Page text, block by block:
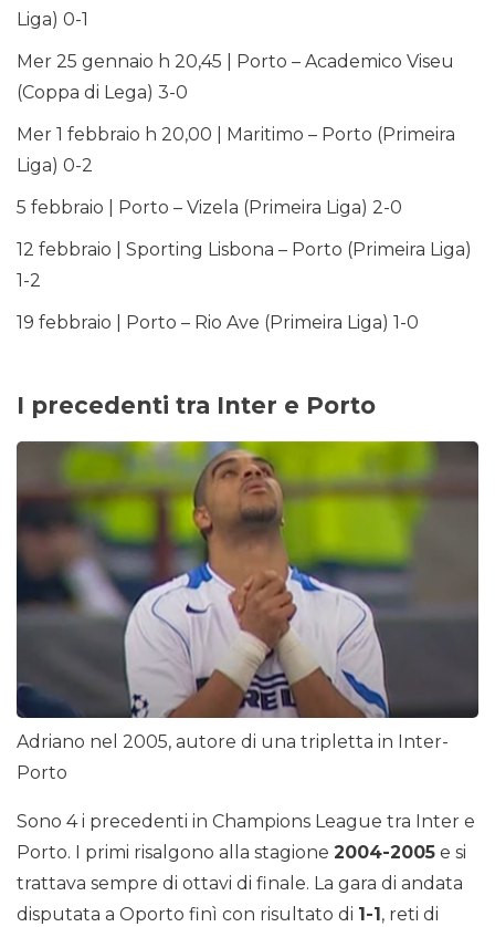
Liga) 0-1
Mer 25 gennaio h 20,45 | Porto – Academico Viseu
(Coppa di Lega) 3-0
Mer 1 febbraio h 20,00 | Maritimo – Porto (Primeira
Liga) 0-2
5 febbraio | Porto – Vizela (Primeira Liga) 2-0
12 febbraio | Sporting Lisbona – Porto (Primeira Liga)
1-2
19 febbraio | Porto – Rio Ave (Primeira Liga) 1-0
I precedenti tra Inter e Porto
Adriano nel 2005, autore di una tripletta in Inter-
Porto
Sono 4 i precedenti in Champions League tra Inter e
Porto. I primi risalgono alla stagione 2004-2005 e si
trattava sempre di ottavi di finale. La gara di andata
disputata a Oporto finì con risultato di 1-1, reti di